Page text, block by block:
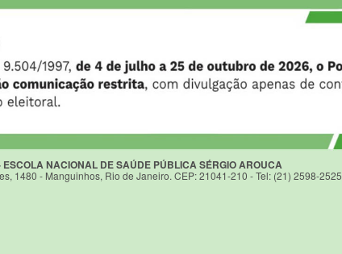
ESCOLA NACIONAL DE SAÚDE PÚBLICA SÉRGIO AROUCA
1480 - Manguinhos, Rio de Janeiro. CEP: 21041-210 - Tel: (21) 2598-2525